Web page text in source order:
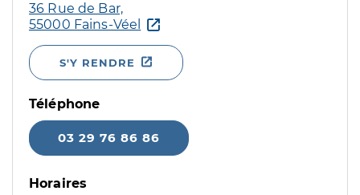
36 Rue de Bar,
55000 Fains-Véel
S'Y RENDRE
Téléphone
03 29 76 86 86
Horaires